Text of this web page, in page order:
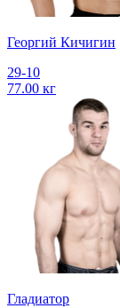
Георгий Кичигин
29-10
77.00 кг
Гладиатор